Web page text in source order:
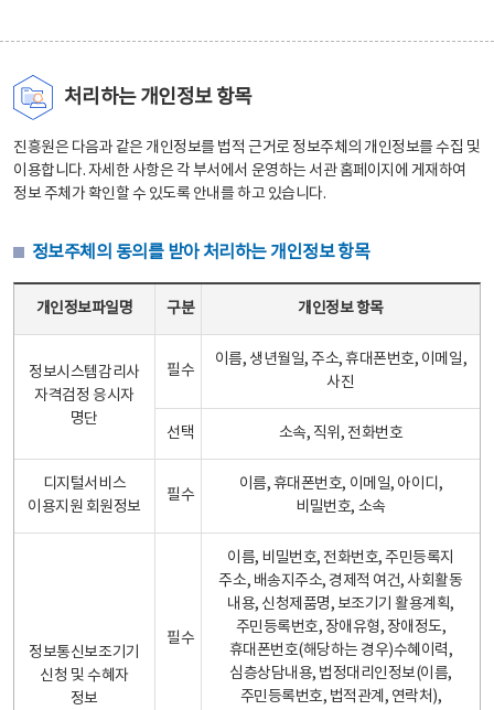
처리하는 개인정보 항목
진흥원은 다음과 같은 개인정보를 법적 근거로 정보주체의 개인정보를 수집 및
이용합니다. 자세한 사항은 각 부서에서 운영하는 서관 홈페이지에 게재하여
정보 주체가 확인할 수 있도록 안내를 하고 있습니다.
정보주체의 동의를 받아 처리하는 개인정보 항목
개인정보파일명 구분 개인정보 항목
정보시스템감리사
자격검정 응시자
명단
필수
이름, 생년월일, 주소, 휴대폰번호, 이메일,
사진
선택 소속, 직위, 전화번호
디지털서비스
이용지원 회원정보
필수
이름, 휴대폰번호, 이메일, 아이디,
비밀번호, 소속
정보통신보조기기
신청 및 수혜자
정보
필수
이름, 비밀번호, 전화번호, 주민등록지
주소, 배송지주소, 경제적 여건, 사회활동
내용, 신청제품명, 보조기기 활용계획,
주민등록번호, 장애유형, 장애정도,
휴대폰번호(해당하는 경우)수혜이력,
심층상담내용, 법정대리인정보(이름,
주민등록번호, 법적관계, 연락처),